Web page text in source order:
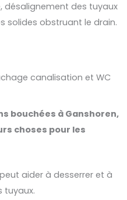
désalignement des tuyaux
solides obstruant le drain.
canalisation et WC
bouchées à Ganshoren,
choses pour les
aider à desserrer et à
tuyaux.